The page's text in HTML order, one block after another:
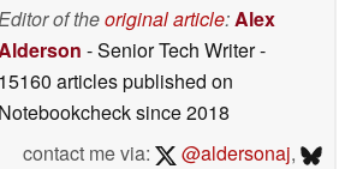
of theoriginal article:Alex
- Senior Tech Writer-
15160 articles published on
Notebookchecksince 2018
contact me via:
@aldersonaj,